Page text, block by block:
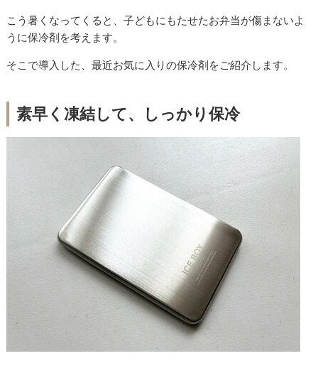
こう暑くなってくると、子どもにもたせたお弁当が傷まないよ
うに保冷剤を考えます。
そこで導入した、最近お気に入りの保冷剤をご紹介します。
素早く凍結して、しっかり保冷